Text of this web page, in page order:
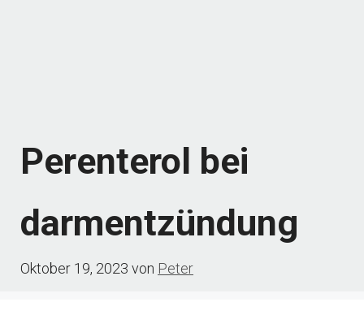
Perenterol bei
darmentzündung
Oktober 19, 2023 von Peter